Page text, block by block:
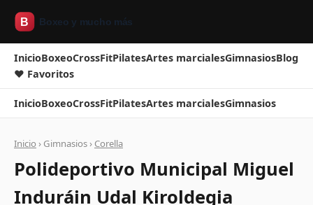
InicioBoxeoCrossFitPilatesArtes marcialesGimnasiosBlog
❤ Favoritos
InicioBoxeoCrossFitPilatesArtes marcialesGimnasios
Inicio › Gimnasios › Corella
Polideportivo Municipal Miguel
Induráin Udal Kiroldegia